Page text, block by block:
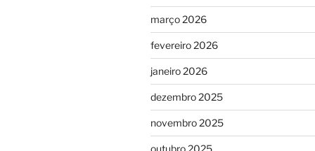
março 2026
fevereiro 2026
janeiro 2026
dezembro 2025
novembro 2025
outubro 2025